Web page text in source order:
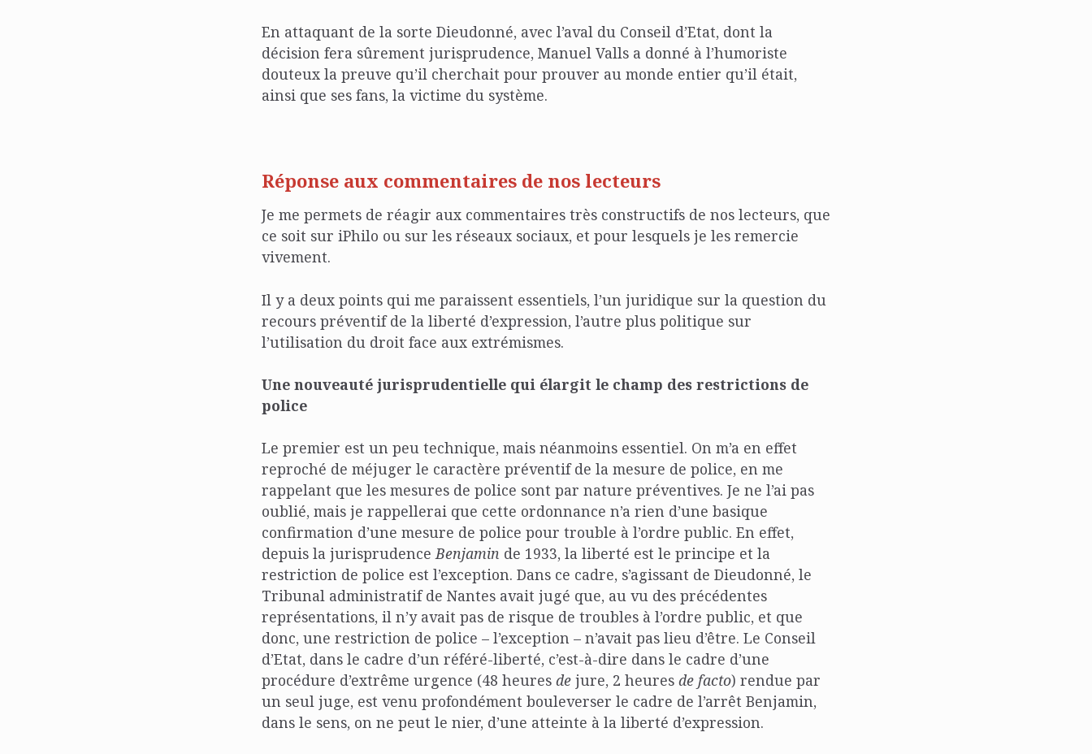
En attaquant de la sorte Dieudonné, avec l’aval du Conseil d’Etat, dont la
décision fera sûrement jurisprudence, Manuel Valls a donné à l’humoriste
douteux la preuve qu’il cherchait pour prouver au monde entier qu’il était,
ainsi que ses fans, la victime du système.
Réponse aux commentaires de nos lecteurs
Je me permets de réagir aux commentaires très constructifs de nos lecteurs, que
ce soit sur iPhilo ou sur les réseaux sociaux, et pour lesquels je les remercie
vivement.
Il y a deux points qui me paraissent essentiels, l’un juridique sur la question du
recours préventif de la liberté d’expression, l’autre plus politique sur
l’utilisation du droit face aux extrémismes.
Une nouveauté jurisprudentielle qui élargit le champ des restrictions de
police
Le premier est un peu technique, mais néanmoins essentiel. On m’a en effet
reproché de méjuger le caractère préventif de la mesure de police, en me
rappelant que les mesures de police sont par nature préventives. Je ne l’ai pas
oublié, mais je rappellerai que cette ordonnance n’a rien d’une basique
confirmation d’une mesure de police pour trouble à l’ordre public. En effet,
depuis la jurisprudenceBenjamin de 1933, la liberté est le principe et la
restriction de police est l’exception. Dans ce cadre, s’agissant de Dieudonné, le
Tribunal administratif de Nantes avait jugé que, au vu des précédentes
représentations, il n’y avait pas de risque de troubles à l’ordre public, et que
donc, une restriction de police – l’exception – n’avait pas lieu d’être. Le Conseil
d’Etat, dans le cadre d’un référé-liberté, c’est-à-dire dans le cadre d’une
procédure d’extrême urgence (48 heures de jure, 2 heures de facto) rendue par
un seul juge, est venu profondément bouleverser le cadre de l’arrêt Benjamin,
dans le sens, on ne peut le nier, d’une atteinte à la liberté d’expression.